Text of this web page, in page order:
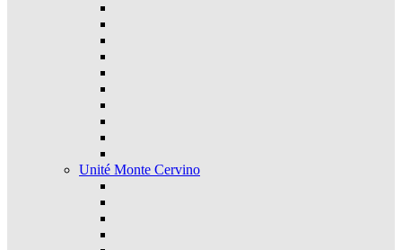
Unité Monte Cervino